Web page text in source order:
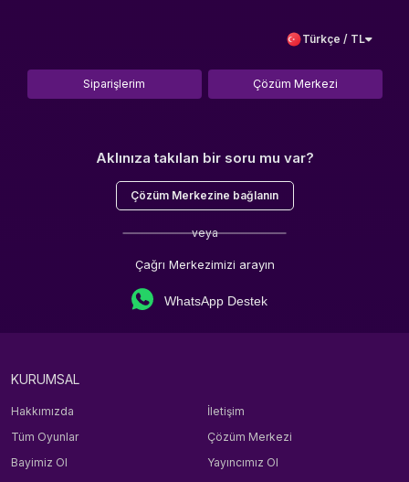
Türkçe / TL
Siparişlerim Çözüm Merkezi
Aklınıza takılan bir soru mu var?
Çözüm Merkezine bağlanın
veya
Çağrı Merkezimizi arayın
WhatsApp Destek
KURUMSAL
Hakkımızda
İletişim
Tüm Oyunlar
Çözüm Merkezi
Bayimiz Ol
Yayıncımız Ol